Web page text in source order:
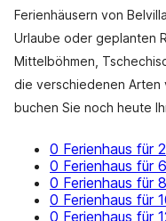
Ferienhäusern von
Urlaube oder geplanten
Mittelböhmen,
die verschiedenen Arten
buchen Sie noch heute
0 Ferienhaus für
0 Ferienhaus für
0 Ferienhaus für
0 Ferienhaus für
0 Ferienhaus für